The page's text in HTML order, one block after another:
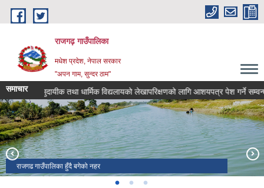
Skip to main content
राजगढ़ गाउँपालिका
मधेश प्रदेश, नेपाल सरकार
"अपन गाम, सुन्दर ठाम"
समाचारसामुदायीक तथा धार्मिक विद्यलायको लेखापरिक्षणको लागि आशयपत्र पेश गर्ने सम्वन्धमा।
राजगढ गाउँपालिका हुँदै बगेको नहर
राजगढ गाउँपालिकाको प्रशासनीक भवन
रामजानकी मन्दिर तथा शनी मन्दिर